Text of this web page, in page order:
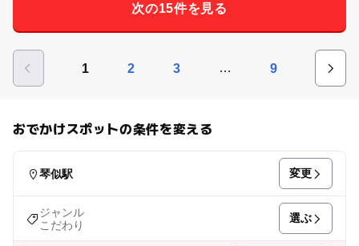
次の15件を見る
1 2 3 … 9
おでかけスポットの条件を変える
琴似駅 変更
ジャンル
こだわり
選ぶ